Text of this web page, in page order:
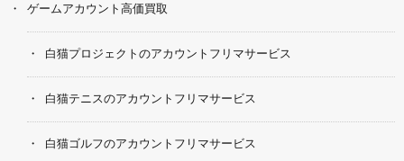
ゲームアカウント高価買取
白猫プロジェクトのアカウントフリマサービス
白猫テニスのアカウントフリマサービス
白猫ゴルフのアカウントフリマサービス